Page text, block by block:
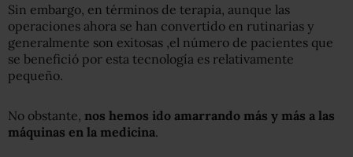
Sin embargo, en términos de terapia, aunque las
operaciones ahora se han convertido en rutinarias y
generalmente son exitosas ,el número de pacientes que
se benefició por esta tecnología es relativamente
pequeño.
No obstante, nos hemos ido amarrando más y más a las
máquinas en la medicina.